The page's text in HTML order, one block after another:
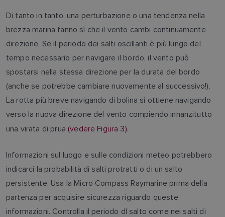
Di tanto in tanto, una perturbazione o una tendenza nella
brezza marina fanno sì che il vento cambi continuamente
direzione. Se il periodo dei salti oscillanti è più lungo del
tempo necessario per navigare il bordo, il vento può
spostarsi nella stessa direzione per la durata del bordo
(anche se potrebbe cambiare nuovamente al successivo!).
La rotta più breve navigando di bolina si ottiene navigando
verso la nuova direzione del vento compiendo innanzitutto
una virata di prua (vedere Figura 3).
Informazioni sul luogo e sulle condizioni meteo potrebbero
indicarci la probabilità di salti protratti o di un salto
persistente. Usa la Micro Compass Raymarine prima della
partenza per acquisire sicurezza riguardo queste
informazioni. Controlla il periodo dl salto come nei salti di